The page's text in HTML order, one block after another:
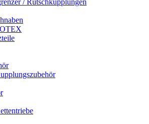
/ Rutschkupplungen